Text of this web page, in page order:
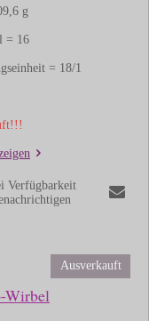
g
= 16
= 18/1
Verfügbarkeit
Ausverkauft
Wirbel